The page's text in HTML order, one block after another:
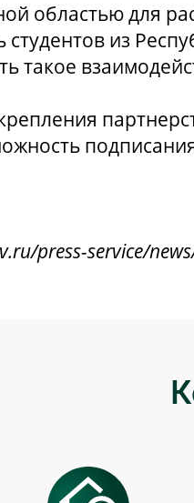
областью для
из
такое
press-service/